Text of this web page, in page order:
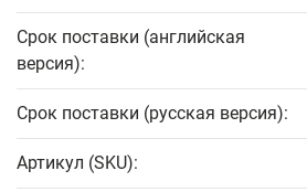
Срок поставки (английская
версия):
Срок поставки (русская версия):
Артикул (SKU):